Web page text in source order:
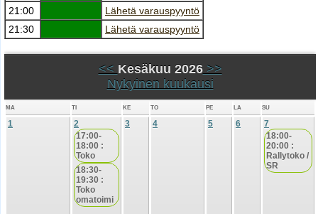
21:00
Lähetä varauspyyntö
21:30
Lähetä varauspyyntö
<< Kesäkuu 2026>>
Nykyinen kuukausi
MA TI KE TO PE LA SU
1
2
17:00-
18:00 :
Toko
18:30-
19:30 :
Toko
omatoimi
3 4 5 6
7
18:00-
20:00 :
Rallytoko /
SR